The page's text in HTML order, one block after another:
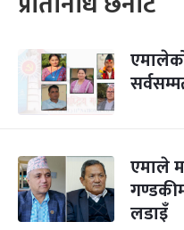
एमाले
लडाइँ